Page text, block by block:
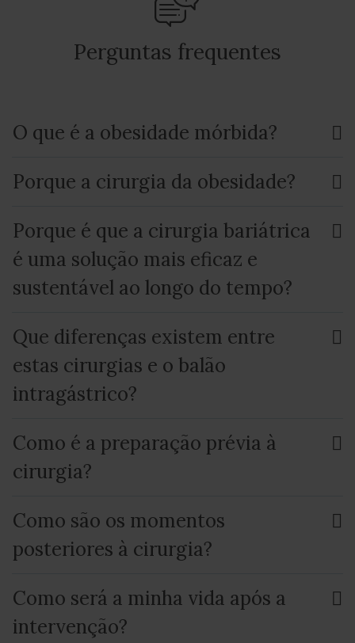
Perguntas frequentes
O que é a obesidade mórbida?
Porque a cirurgia da obesidade?
Porque é que a cirurgia bariátrica
é uma solução mais eficaz e
sustentável ao longo do tempo?
Que diferenças existem entre
estas cirurgias e o balão
intragástrico?
Como é a preparação prévia à
cirurgia?
Como são os momentos
posteriores à cirurgia?
Como será a minha vida após a
intervenção?